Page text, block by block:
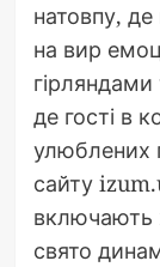
натовпу,
на вир
де гості в
улюблених
сайту
включають
свято